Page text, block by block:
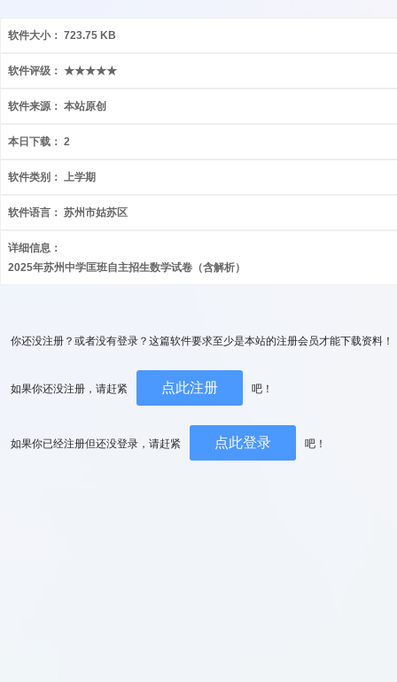
软件大小： 723.75 KB
软件评级： ★★★★★
软件来源： 本站原创
本日下载： 2
软件类别： 上学期
软件语言： 苏州市姑苏区
详细信息：
2025年苏州中学匡班自主招生数学试卷（含解析）
你还没注册？或者没有登录？这篇软件要求至少是本站的注册会员才能下载资料！
如果你还没注册，请赶紧 点此注册 吧！
如果你已经注册但还没登录，请赶紧 点此登录 吧！